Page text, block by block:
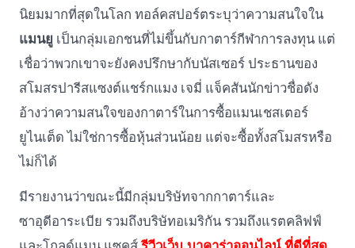
นิยมมากที่สุดในโลก ทอล์คสปอร์ตระบุว่าความสนใจใน
แมนยู เป็นกลุ่มเอกชนที่ไม่ขึ้นกับกาตาร์กีฬาการลงทุน แต่
เชื่อว่าพวกเขาจะยังคงปรึกษากับนัสเซอร์ ประธานของ
สโมสรปารีสแซงต์แชร์กแมง เจมี่ แจ็คสันนักข่าวชื่อดัง
อ้างว่าความสนใจของกาตาร์ในการซื้อแมนเชสเตอร์
ยูไนเต็ด ไม่ใช่การซื้อหุ้นส่วนน้อย แต่จะซื้อทั้งสโมสรหรือ
ไม่ก็ได้
มีรายงานว่าขณะนี้มีกลุ่มบริษัทจากกาตาร์และ
ซาอุดีอาระเบีย รวมถึงบริษัทอเมริกัน รวมถึงแรตคลิฟฟ์